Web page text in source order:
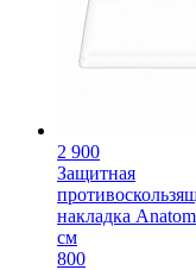
2 900
Защитная
накладка
см
800